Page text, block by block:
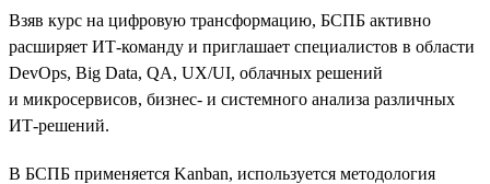
Взяв курс на цифровую трансформацию, БСПБ активно
расширяет ИТ-команду и приглашает специалистов в области
DevOps, Big Data, QA, UX/UI, облачных решений
и микросервисов, бизнес- и системного анализа различных
ИТ-решений.
В БСПБ применяется Kanban, используется методология